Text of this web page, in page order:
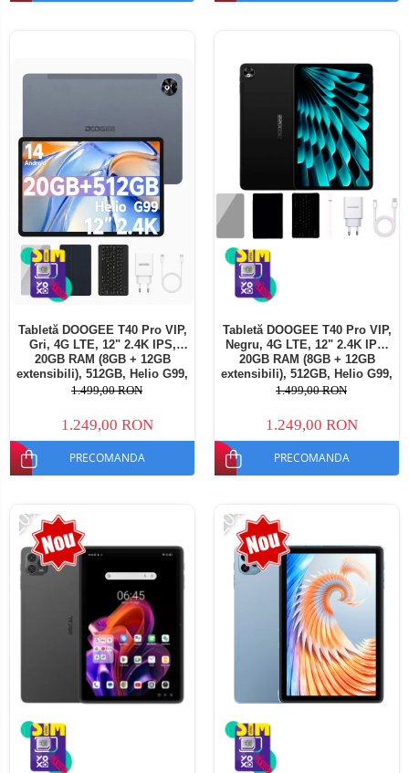
Tabletă DOOGEE T40 Pro VIP,
Gri, 4G LTE, 12" 2.4K IPS,
20GB RAM (8GB + 12GB
extensibili), 512GB, Helio G99,
10800mAh, 33W, Android 14,
1.499,00 RON
1.249,00 RON
PRECOMANDA
Tabletă DOOGEE T40 Pro VIP,
Negru, 4G LTE, 12" 2.4K IPS,
20GB RAM (8GB + 12GB
extensibili), 512GB, Helio G99,
10800mAh, 33W, Android 14,
1.499,00 RON
1.249,00 RON
PRECOMANDA
-20% -20%